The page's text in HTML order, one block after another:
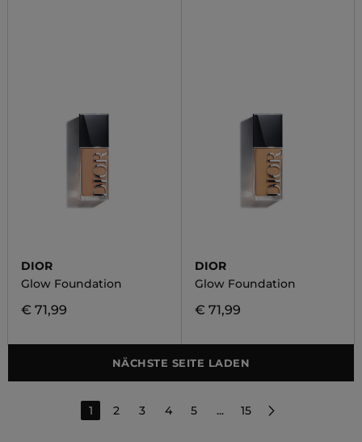
DIOR
Glow Foundation
€ 71,99
DIOR
Glow Foundation
€ 71,99
NÄCHSTE SEITE LADEN
1 2 3 4 5 ... 15